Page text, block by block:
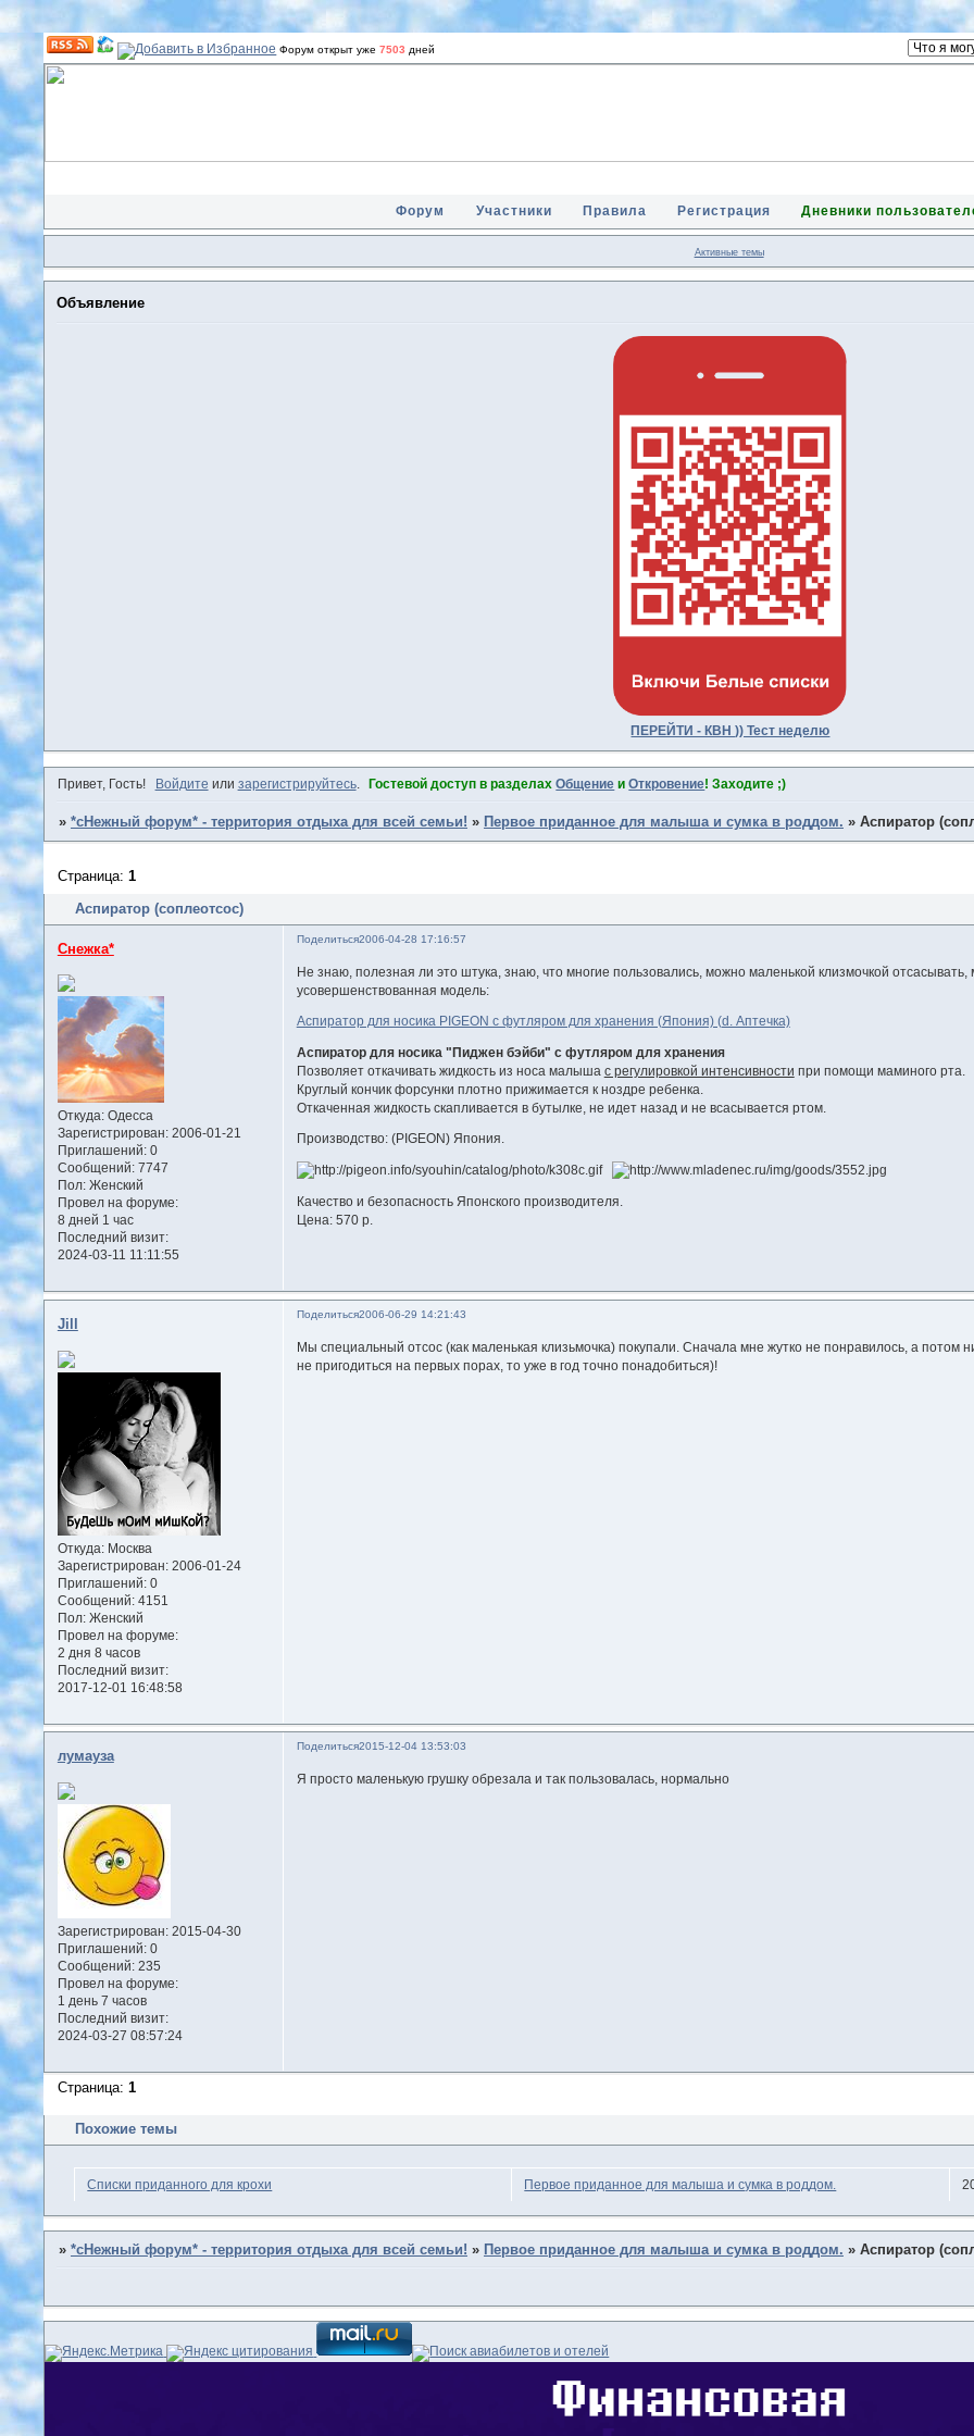
Форум открыт уже7503 дней
Форум Участники Правила Регистрация Дневники
Активные темы
Объявление
ПЕРЕЙТИ - КВН )) Тест неделю
Привет, Гость! Войдите или зарегистрируйтесь. Гостевой доступ в разделахОбщение иОткровение! Заходите ;)
» *сНежный форум* - территория отдыха для всей семьи! » Первое приданное для малыша и сумка в роддом. » Аспиратор
Аспиратор (соплеотсос)
Страница: 1
Поделиться2006-04-28 17:16:57
Снежка*
Откуда:Одесса
Зарегистрирован: 2006-01-21
Приглашений:0
Сообщений:7747
Пол:Женский
Провел на форуме:
8 дней 1 час
Последний визит:
2024-03-11 11:11:55
Не знаю, полезная ли это штука, знаю, что многие пользовались, можно маленькой клизмочкой
усовершенствованная модель:
Аспиратор для носика PIGEON с футляром для хранения (Япония) (d. Аптечка)
Аспиратор для носика "Пиджен бэйби" с футляром для хранения
Позволяет откачивать жидкость из носа малыша с регулировкой интенсивности при помощи маминого рта.
Круглый кончик форсунки плотно прижимается к ноздре ребенка.
Откаченная жидкость скапливается в бутылке, не идет назад и не всасывается ртом.
Производство: (PIGEON) Япония.
Качество и безопасность Японского производителя.
Цена: 570 р.
Поделиться2006-06-29 14:21:43
Jill
Откуда:Москва
Зарегистрирован: 2006-01-24
Приглашений:0
Сообщений:4151
Пол:Женский
Провел на форуме:
2 дня 8 часов
Последний визит:
2017-12-01 16:48:58
Мы специальный отсос (как маленькая клизьмочка) покупали. Сначала мне жутко не понравилось, а потом
не пригодиться на первых порах, то уже в год точно понадобиться)!
Поделиться2015-12-04 13:53:03
лумауза
Зарегистрирован: 2015-04-30
Приглашений:0
Сообщений:235
Провел на форуме:
1 день 7 часов
Последний визит:
2024-03-27 08:57:24
Я просто маленькую грушку обрезала и так пользовалась, нормально
Страница: 1
Похожие темы
Списки приданного для крохи Первое приданное для малыша и сумка в роддом.
» *сНежный форум* - территория отдыха для всей семьи! » Первое приданное для малыша и сумка в роддом. » Аспиратор